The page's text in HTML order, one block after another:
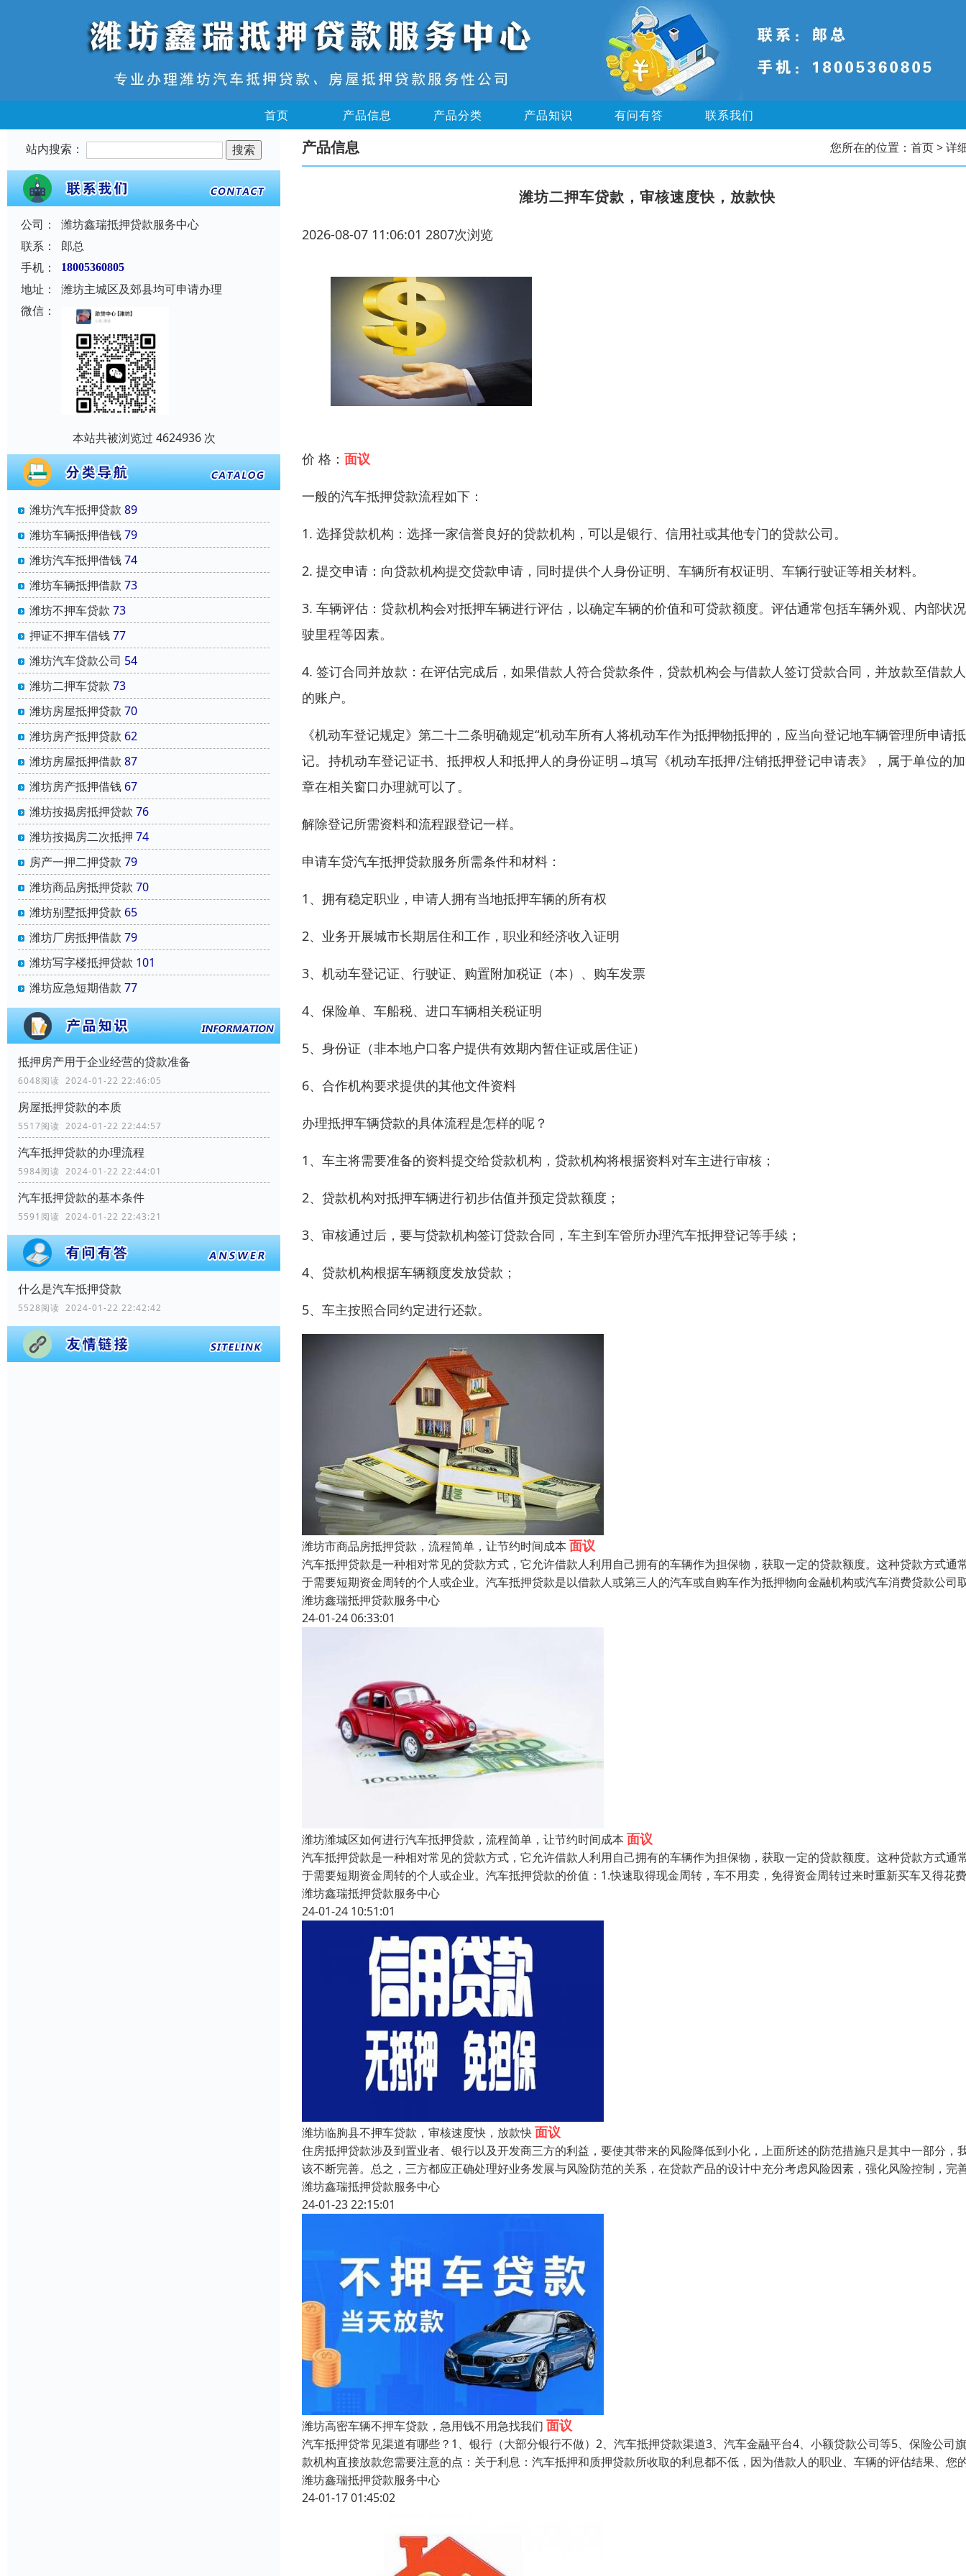
首页 产品信息 产品分类 产品知识 有问有答 联系我们
站内搜索：
公司：
潍坊鑫瑞抵押贷款服务中心
联系：
郎总
手机：
18005360805
地址：
潍坊主城区及郊县均可申请办理
微信：
本站共被浏览过 4624936 次
潍坊汽车抵押贷款 89
潍坊车辆抵押借钱79
潍坊汽车抵押借钱74
潍坊车辆抵押借款 73
潍坊不押车贷款 73
押证不押车借钱77
潍坊汽车贷款公司 54
潍坊二押车贷款 73
潍坊房屋抵押贷款 70
潍坊房产抵押贷款 62
潍坊房屋抵押借款 87
潍坊房产抵押借钱 67
潍坊按揭房抵押贷款 76
潍坊按揭房二次抵押 74
房产一押二押贷款 79
潍坊商品房抵押贷款 70
潍坊别墅抵押贷款 65
潍坊厂房抵押借款 79
潍坊写字楼抵押贷款 101
潍坊应急短期借款 77
抵押房产用于企业经营的贷款准备
6048阅读 2024-01-22 22:46:05
房屋抵押贷款的本质
5517阅读 2024-01-22 22:44:57
汽车抵押贷款的办理流程
5984阅读 2024-01-22 22:44:01
汽车抵押贷款的基本条件
5591阅读 2024-01-22 22:43:21
什么是汽车抵押贷款
5528阅读 2024-01-22 22:42:42
产品信息 您所在的位置： 首页> 详
潍坊二押车贷款，审核速度快，放款快
2026-08-07 11:06:01 2807次浏览
价 格： 面议
一般的汽车抵押贷款流程如下：
1. 选择贷款机构：选择一家信誉良好的贷款机构，可以是银行、信用社或其他专门的贷款公司。
2. 提交申请：向贷款机构提交贷款申请，同时提供个人身份证明、车辆所有权证明、车辆行驶证等相关材料。
3. 车辆评估：贷款机构会对抵押车辆进行评估，以确定车辆的价值和可贷款额度。评估通常包括车辆外观、内部状
驶里程等因素。
4. 签订合同并放款：在评估完成后，如果借款人符合贷款条件，贷款机构会与借款人签订贷款合同，并放款至借款
的账户。
《机动车登记规定》第二十二条明确规定“机动车所有人将机动车作为抵押物抵押的，应当向登记地车辆管理所申请
记。持机动车登记证书、抵押权人和抵押人的身份证明→填写《机动车抵押/注销抵押登记申请表》，属于单位的
章在相关窗口办理就可以了。
解除登记所需资料和流程跟登记一样。
申请车贷汽车抵押贷款服务所需条件和材料：
1、拥有稳定职业，申请人拥有当地抵押车辆的所有权
2、业务开展城市长期居住和工作，职业和经济收入证明
3、机动车登记证、行驶证、购置附加税证（本）、购车发票
4、保险单、车船税、进口车辆相关税证明
5、身份证（非本地户口客户提供有效期内暂住证或居住证）
6、合作机构要求提供的其他文件资料
办理抵押车辆贷款的具体流程是怎样的呢？
1、车主将需要准备的资料提交给贷款机构，贷款机构将根据资料对车主进行审核；
2、贷款机构对抵押车辆进行初步估值并预定贷款额度；
3、审核通过后，要与贷款机构签订贷款合同，车主到车管所办理汽车抵押登记等手续；
4、贷款机构根据车辆额度发放贷款；
5、车主按照合同约定进行还款。
潍坊市商品房抵押贷款，流程简单，让节约时间成本 面议
汽车抵押贷款是一种相对常见的贷款方式，它允许借款人利用自己拥有的车辆作为担保物，获取一定的贷款额度。这种贷款方式通
于需要短期资金周转的个人或企业。汽车抵押贷款是以借款人或第三人的汽车或自购车作为抵押物向金融机构或汽车消费贷款公司
潍坊鑫瑞抵押贷款服务中心
24-01-24 06:33:01
潍坊潍城区如何进行汽车抵押贷款，流程简单，让节约时间成本 面议
汽车抵押贷款是一种相对常见的贷款方式，它允许借款人利用自己拥有的车辆作为担保物，获取一定的贷款额度。这种贷款方式通
于需要短期资金周转的个人或企业。汽车抵押贷款的价值：1.快速取得现金周转，车不用卖，免得资金周转过来时重新买车又得花
潍坊鑫瑞抵押贷款服务中心
24-01-24 10:51:01
潍坊临朐县不押车贷款，审核速度快，放款快面议
住房抵押贷款涉及到置业者、银行以及开发商三方的利益，要使其带来的风险降低到小化，上面所述的防范措施只是其中一部分，
该不断完善。总之，三方都应正确处理好业务发展与风险防范的关系，在贷款产品的设计中充分考虑风险因素，强化风险控制，完
潍坊鑫瑞抵押贷款服务中心
24-01-23 22:15:01
潍坊高密车辆不押车贷款，急用钱不用急找我们 面议
汽车抵押贷常见渠道有哪些？1、银行（大部分银行不做）2、汽车抵押贷款渠道3、汽车金融平台4、小额贷款公司等5、保险公司
款机构直接放款您需要注意的点：关于利息：汽车抵押和质押贷款所收取的利息都不低，因为借款人的职业、车辆的评估结果、您
潍坊鑫瑞抵押贷款服务中心
24-01-17 01:45:02